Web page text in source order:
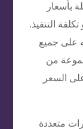
بأسعار
التنفيذ.
على جميع
من
السعر
متعددة